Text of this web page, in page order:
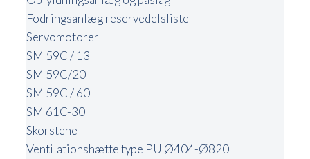
Fodringsanlæg reservedelsliste
Servomotorer
SM 59C / 13
SM 59C/20
SM 59C / 60
SM 61C-30
Skorstene
Ventilationshætte type PU Ø404-Ø820